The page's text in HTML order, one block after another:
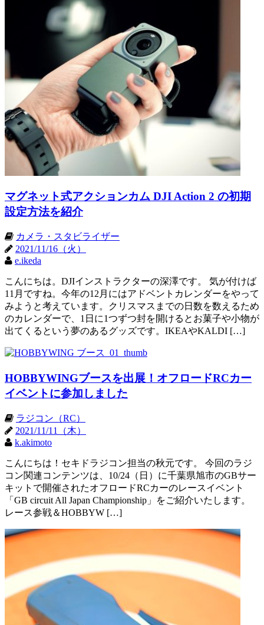
マグネット式アクションカム DJI Action 2 の初期
設定方法を紹介
カメラ・スタビライザー
2021/11/16（火）
e.ikeda
こんにちは。DJIインストラクターの深澤です。 気が付けば
11月ですね。今年の12月にはアドベントカレンダーをやって
みようと考えています。クリスマスまでの日数を数えるため
のカレンダーで、1日に1つずつ封を開けるとお菓子や小物が
出てくるという夢のあるグッズです。IKEAやKALDI […]
HOBBYWINGブースを出展！オフロードRCカー
イベントに参加しました
ラジコン（RC）
2021/11/11（木）
k.akimoto
こんにちは！セキドラジコン担当の秋元です。 今回のラジ
コン関連コンテンツは、10/24（日）に千葉県旭市のGBサー
キットで開催されたオフロードRCカーのレースイベント
「GB circuit All Japan Championship」をご紹介いたします。
レース参戦＆HOBBYW […]